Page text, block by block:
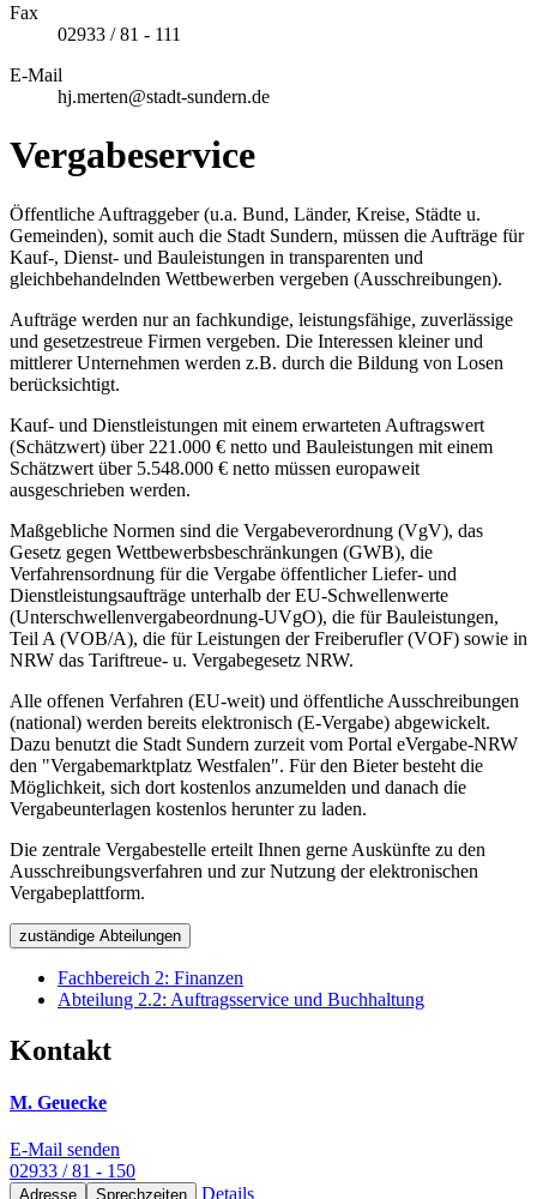
Fax
02933 / 81 - 111
E-Mail
hj.merten@stadt-sundern.de
Vergabeservice
Öffentliche Auftraggeber (u.a. Bund, Länder, Kreise, Städte u.
Gemeinden), somit auch die Stadt Sundern, müssen die Aufträge für
Kauf-, Dienst- und Bauleistungen in transparenten und
gleichbehandelnden Wettbewerben vergeben (Ausschreibungen).
Aufträge werden nur an fachkundige, leistungsfähige, zuverlässige
und gesetzestreue Firmen vergeben. Die Interessen kleiner und
mittlerer Unternehmen werden z.B. durch die Bildung von Losen
berücksichtigt.
Kauf- und Dienstleistungen mit einem erwarteten Auftragswert
(Schätzwert) über 221.000 € netto und Bauleistungen mit einem
Schätzwert über 5.548.000 € netto müssen europaweit
ausgeschrieben werden.
Maßgebliche Normen sind die Vergabeverordnung (VgV), das
Gesetz gegen Wettbewerbsbeschränkungen (GWB), die
Verfahrensordnung für die Vergabe öffentlicher Liefer- und
Dienstleistungsaufträge unterhalb der EU-Schwellenwerte
(Unterschwellenvergabeordnung-UVgO), die für Bauleistungen,
Teil A (VOB/A), die für Leistungen der Freiberufler (VOF) sowie in
NRW das Tariftreue- u. Vergabegesetz NRW.
Alle offenen Verfahren (EU-weit) und öffentliche Ausschreibungen
(national) werden bereits elektronisch (E-Vergabe) abgewickelt.
Dazu benutzt die Stadt Sundern zurzeit vom Portal eVergabe-NRW
den "Vergabemarktplatz Westfalen". Für den Bieter besteht die
Möglichkeit, sich dort kostenlos anzumelden und danach die
Vergabeunterlagen kostenlos herunter zu laden.
Die zentrale Vergabestelle erteilt Ihnen gerne Auskünfte zu den
Ausschreibungsverfahren und zur Nutzung der elektronischen
Vergabeplattform.
zuständige Abteilungen
Fachbereich 2: Finanzen
Abteilung 2.2: Auftragsservice und Buchhaltung
Kontakt
M. Geuecke
E-Mail senden
02933 / 81 - 150
Adresse Sprechzeiten Details